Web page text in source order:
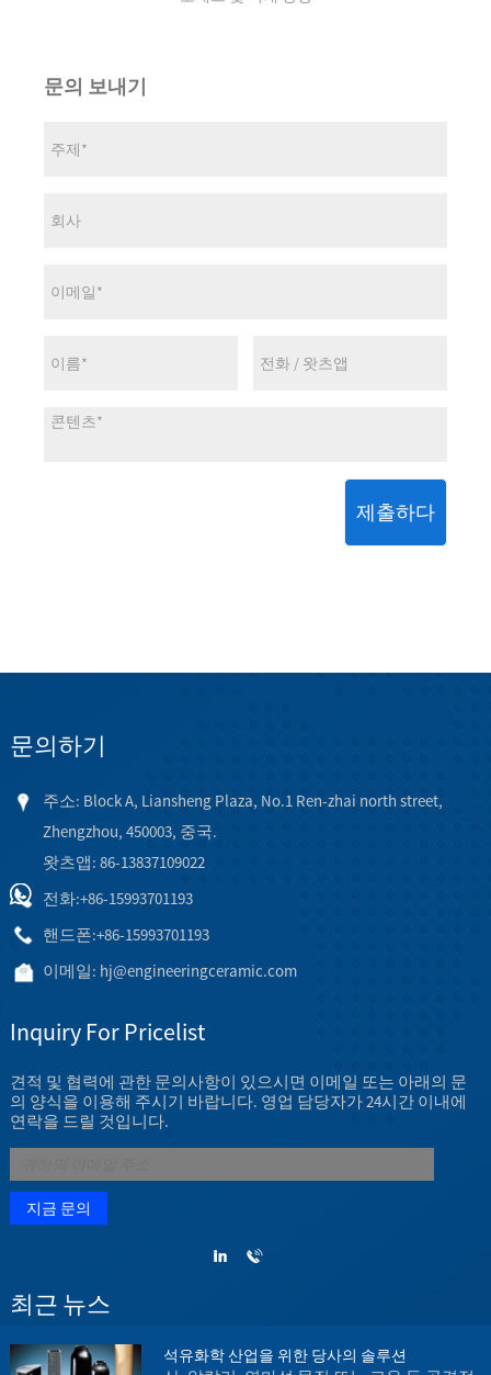
문의 보내기
제출하다
문의하기
주소: Block A, Liansheng Plaza, No.1 Ren-zhai north street,
Zhengzhou, 450003, 중국.
왓츠앱: 86-13837109022
전화:+86-15993701193
핸드폰:+86-15993701193
이메일: hj@engineeringceramic.com
Inquiry For Pricelist
견적 및 협력에 관한 문의사항이 있으시면 이메일 또는 아래의 문
의 양식을 이용해 주시기 바랍니다. 영업 담당자가 24시간 이내에
연락을 드릴 것입니다.
최근 뉴스
석유화학 산업을 위한 당사의 솔루션